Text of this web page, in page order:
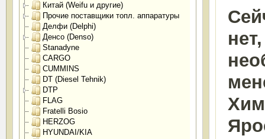
Китай (Weifu и другие)
Прочие поставщики топл. аппаратуры
Делфи (Delphi)
Денсо (Denso)
Stanadyne
CARGO
CUMMINS
DT (Diesel Tehnik)
DTP
FLAG
Fratelli Bosio
HERZOG
HYUNDAI/KIA